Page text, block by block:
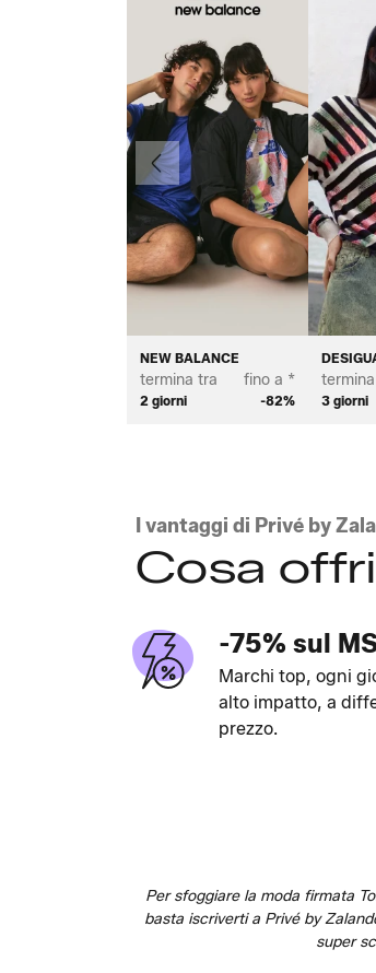
NEW BALANCE
termina tra
2 giorni
fino a *
-82% 3 giorni
Precedente
I vantaggi di Privé by
Cosa
-75% sul
Marchi top, ogni
alto impatto, a
prezzo.
Per sfoggiare la moda firmata
basta iscriverti a Privé by
super